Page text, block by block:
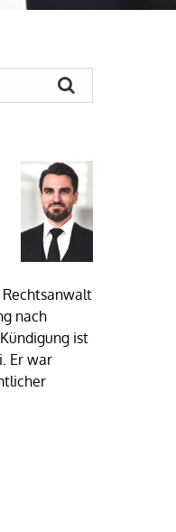
Rechtsanwalt
nach
ist
Er war